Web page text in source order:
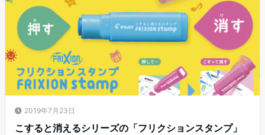
2019年7月23日
こすると消えるシリーズの「フリクションスタンプ」